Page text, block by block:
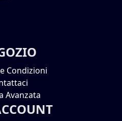
Condizioni
Avanzata